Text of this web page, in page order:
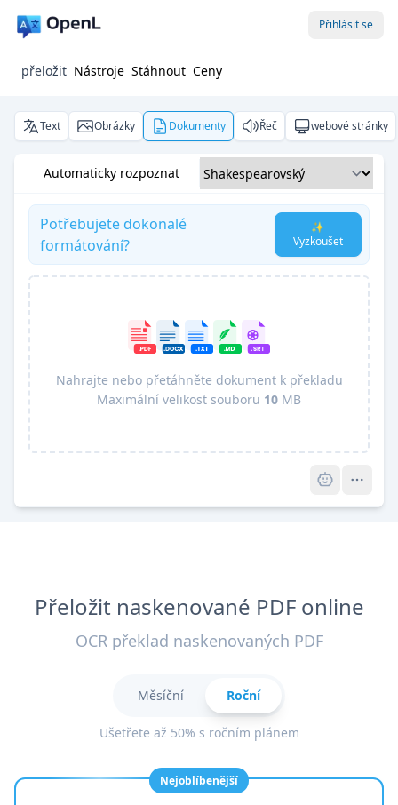
Přihlásit se
přeložit Nástroje Stáhnout Ceny
Text Obrázky Dokumenty Řeč webové stránky
Automaticky rozpoznat
Potřebujete dokonalé
formátování?
✨
Vyzkoušet
Nahrajte nebo přetáhněte dokument k překladu
Maximální velikost souboru 10 MB
Přeložit naskenované PDF online
OCR překlad naskenovaných PDF
Měsíční Roční
Ušetřete až 50% s ročním plánem
Nejoblíbenější